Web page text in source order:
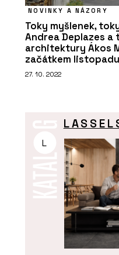
NOVINKY A NÁZORY
Toky myšlenek,
Andrea Deplazes
architektury Ákos
začátkem
27. 10. 2022
L